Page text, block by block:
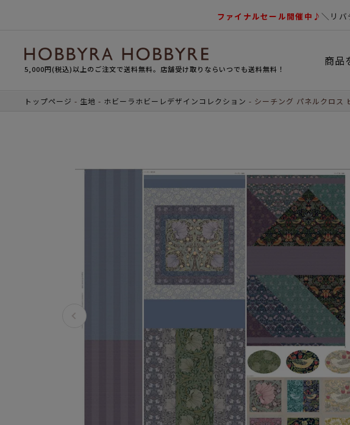
ファイナルセール開催中♪＼リバ
5,000円(税込)以上のご注文で送料無料。店舗受け取りならいつでも送料無料！
商品
トップページ 生地 ホビーラホビーレデザインコレクション シーチング パネルクロス